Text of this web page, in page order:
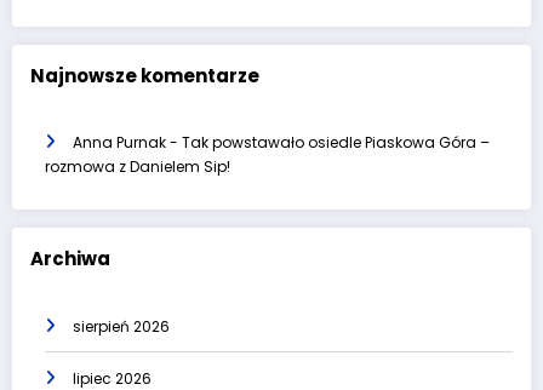
Najnowsze komentarze
Anna Purnak- Tak powstawało osiedle Piaskowa Góra –
rozmowa z Danielem Sip!
Archiwa
sierpień 2026
lipiec 2026